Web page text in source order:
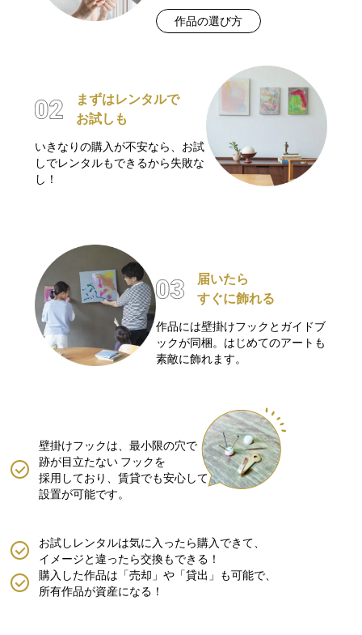
作品の選び方
まずはレンタルで
お試しも
いきなりの購入が不安なら、お試
しでレンタルもできるから失敗な
し！
届いたら
すぐに飾れる
作品には壁掛けフックとガイドブ
ックが同梱。はじめてのアートも
素敵に飾れます。
壁掛けフックは、最小限の穴で
跡が目立たない フックを
採用しており、賃貸でも安心して
設置が可能です。
購入した作品は「売却」や「貸出」も可能で、
所有作品が資産になる！
お試しレンタルは気に入ったら購入できて、
イメージと違ったら交換もできる！